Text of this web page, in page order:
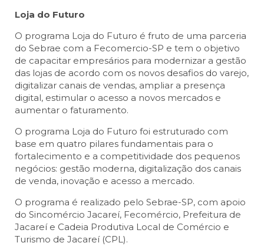
Loja do Futuro
O programa Loja do Futuro é fruto de uma parceria
do Sebrae com a Fecomercio-SP e tem o objetivo
de capacitar empresários para modernizar a gestão
das lojas de acordo com os novos desafios do varejo,
digitalizar canais de vendas, ampliar a presença
digital, estimular o acesso a novos mercados e
aumentar o faturamento.
O programa Loja do Futuro foi estruturado com
base em quatro pilares fundamentais para o
fortalecimento e a competitividade dos pequenos
negócios: gestão moderna, digitalização dos canais
de venda, inovação e acesso a mercado.
O programa é realizado pelo Sebrae-SP, com apoio
do Sincomércio Jacareí, Fecomércio, Prefeitura de
Jacareí e Cadeia Produtiva Local de Comércio e
Turismo de Jacareí (CPL).